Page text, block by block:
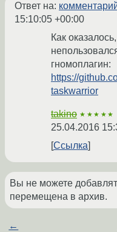
Ответ на:
15:10:05 +00:00
Как
гномоплагин:
https://
taskwarrior
takino ★★★★★
25.04.2016
Ссылка
Вы не можете
перемещена в архив.
←